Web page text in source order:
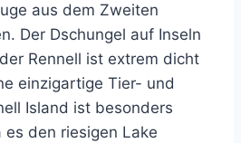
aus dem Zweiten
Der Dschungel auf Inseln
Rennell ist extrem dicht
einzigartige Tier- und
Island ist besonders
den riesigen Lake